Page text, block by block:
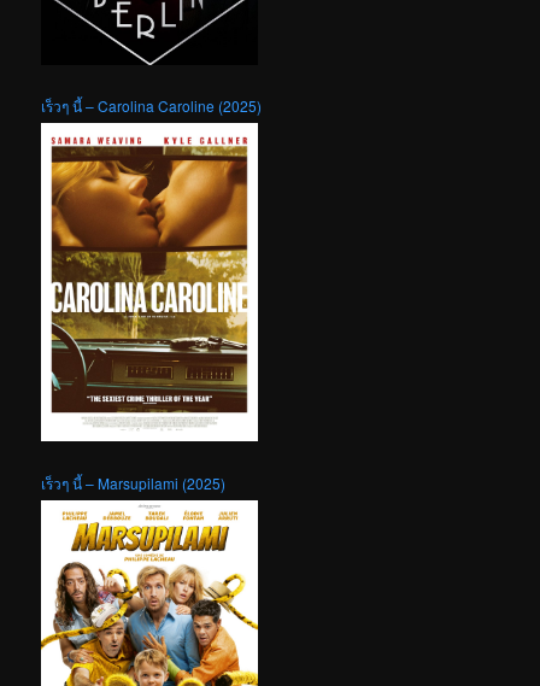
เร็วๆ นี้ – Carolina Caroline (2025)
เร็วๆ นี้ – Marsupilami (2025)